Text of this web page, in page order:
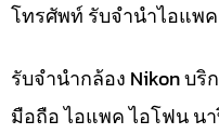
โทรศัพท์ รับจำนำไอแพ
รับจำนำกล้อง Nikon บ
มือถือ ไอแพค ไอโฟน น